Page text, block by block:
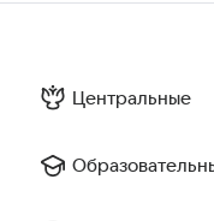
Центральные